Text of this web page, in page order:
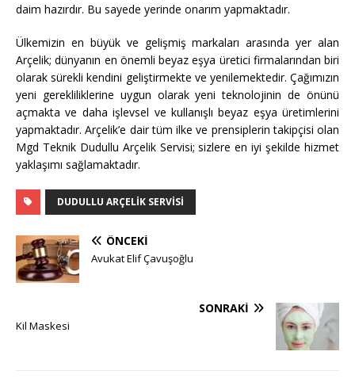
daim hazırdır. Bu sayede yerinde onarım yapmaktadır.
Ülkemizin en büyük ve gelişmiş markaları arasında yer alan
Arçelik; dünyanın en önemli beyaz eşya üretici firmalarından biri
olarak sürekli kendini geliştirmekte ve yenilemektedir. Çağımızın
yeni gerekliliklerine uygun olarak yeni teknolojinin de önünü
açmakta ve daha işlevsel ve kullanışlı beyaz eşya üretimlerini
yapmaktadır. Arçelik’e dair tüm ilke ve prensiplerin takipçisi olan
Mgd Teknik Dudullu Arçelik Servisi; sizlere en iyi şekilde hizmet
yaklaşımı sağlamaktadır.
DUDULLU ARÇELIK SERVISI
ÖNCEKI
Avukat Elif Çavuşoğlu
SONRAKI
Kil Maskesi